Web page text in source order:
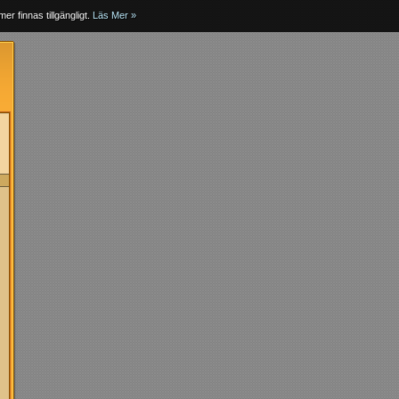
finnas tillgängligt. Läs Mer »